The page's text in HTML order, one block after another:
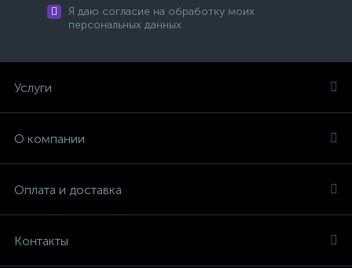
Я даю согласие на обработку моих
персональных данных
Услуги
О компании
Оплата и доставка
Контакты